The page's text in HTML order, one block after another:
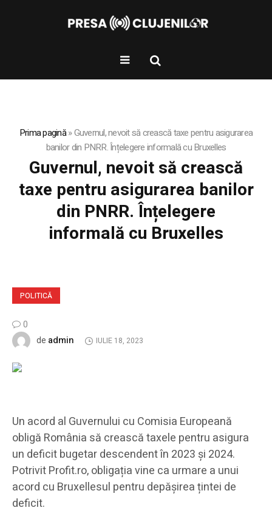
Prima pagină»Guvernul, nevoit să crească taxe pentru asigurarea
banilor din PNRR. Înțelegere informală cu Bruxelles
Guvernul, nevoit să crească
taxe pentru asigurarea banilor
din PNRR. Înțelegere
informală cu Bruxelles
POLITICĂ
0
de admin IULIE 18, 2023
Un acord al Guvernului cu Comisia Europeană
obligă România să crească taxele pentru asigura
un deficit bugetar descendent în 2023 și 2024.
Potrivit Profit.ro, obligația vine ca urmare a unui
acord cu Bruxellesul pentru depășirea țintei de
deficit.